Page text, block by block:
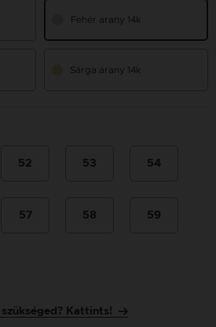
Fehér arany 14k
Sárga arany 14k
52 53 54
57 58 59
Kattints!